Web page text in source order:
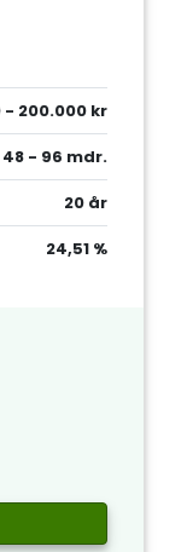
- 200.000 kr
48 - 96 mdr.
20 år
24,51 %